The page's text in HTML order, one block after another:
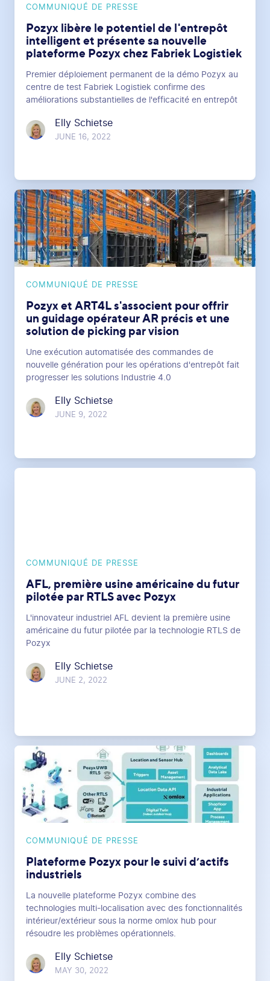
COMMUNIQUÉ DE PRESSE
Pozyx libère le potentiel de l'entrepôt
intelligent et présente sa nouvelle
plateforme Pozyx chez Fabriek Logistiek
Premier déploiement permanent de la démo Pozyx au
centre de test Fabriek Logistiek confirme des
améliorations substantielles de l'efficacité en entrepôt
Elly Schietse
JUNE 16, 2022
COMMUNIQUÉ DE PRESSE
Pozyx et ART4L s'associent pour offrir
un guidage opérateur AR précis et une
solution de picking par vision
Une exécution automatisée des commandes de
nouvelle génération pour les opérations d'entrepôt fait
progresser les solutions Industrie 4.0
Elly Schietse
JUNE 9, 2022
COMMUNIQUÉ DE PRESSE
AFL, première usine américaine du futur
pilotée par RTLS avec Pozyx
L'innovateur industriel AFL devient la première usine
américaine du futur pilotée par la technologie RTLS de
Pozyx
Elly Schietse
JUNE 2, 2022
COMMUNIQUÉ DE PRESSE
Plateforme Pozyx pour le suivi d’actifs
industriels
La nouvelle plateforme Pozyx combine des
technologies multi-localisation avec des fonctionnalités
intérieur/extérieur sous la norme omlox hub pour
résoudre les problèmes opérationnels.
Elly Schietse
MAY 30, 2022